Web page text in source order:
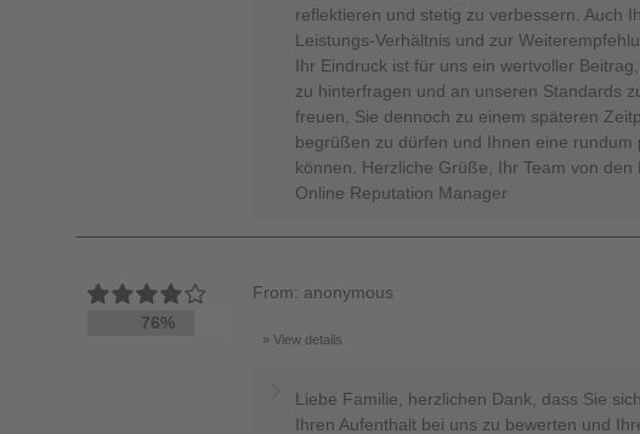
reflektieren und stetig zu verbessern. Auch
Leistungs-Verhältnis und zur
Ihr Eindruck ist für uns ein wertvoller
zu hinterfragen und an unseren Standards
freuen, Sie dennoch zu einem späteren
begrüßen zu dürfen und Ihnen eine rundum
können. Herzliche Grüße, Ihr Team von
Online Reputation Manager
76%
From: anonymous
View details
Liebe Familie, herzlichen Dank, dass Sie
Ihren Aufenthalt bei uns zu bewerten und